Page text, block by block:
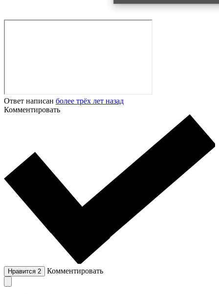
Ответ написан более трёх лет назад
Комментировать
Нравится 2 Комментировать